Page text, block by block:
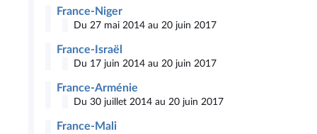
France-Niger
Du 27 mai 2014 au 20 juin 2017
France-Israël
Du 17 juin 2014 au 20 juin 2017
France-Arménie
Du 30 juillet 2014 au 20 juin 2017
France-Mali